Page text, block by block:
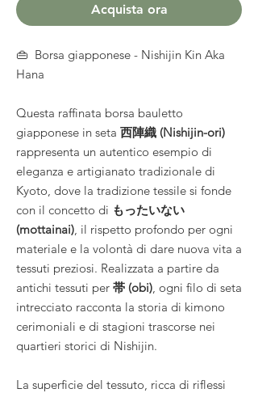
Acquista ora
👜 Borsa giapponese - Nishijin Kin Aka
Hana
Questa raffinata borsa bauletto
giapponese in seta 西陣織 (Nishijin-ori)
rappresenta un autentico esempio di
eleganza e artigianato tradizionale di
Kyoto, dove la tradizione tessile si fonde
con il concetto di もったいない
(mottainai), il rispetto profondo per ogni
materiale e la volontà di dare nuova vita a
tessuti preziosi. Realizzata a partire da
antichi tessuti per 帯 (obi), ogni filo di seta
intrecciato racconta la storia di kimono
cerimoniali e di stagioni trascorse nei
quartieri storici di Nishijin.
La superficie del tessuto, ricca di riflessi